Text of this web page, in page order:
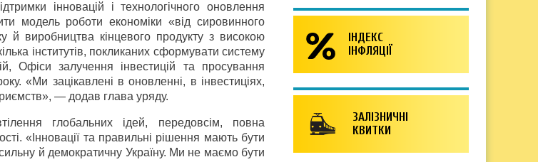
інновацій і технологічного оновлення
модель роботи економіки «від сировинного
й виробництва кінцевого продукту з високою
інститутів, покликаних сформувати систему
Офіси залучення інвестицій та просування
«Ми зацікавлені в оновленні, в інвестиціях,
— додав глава уряду.
глобальних ідей, передовсім, повна
«Інновації та правильні рішення мають бути
й демократичну Україну. Ми не маємо бути
ІНДЕКС
ІНФЛЯЦІЇ
ЗАЛІЗНИЧНІ
КВИТКИ